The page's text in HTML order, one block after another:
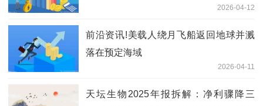
2026-04-12
前沿资讯!美载人绕月飞船返回地球并溅
落在预定海域
2026-04-11
天坛生物2025年报拆解：净利骤降三